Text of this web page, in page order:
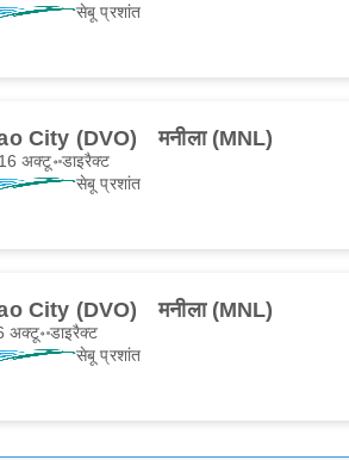
सेबू प्रशांत
City (DVO) मनीला (MNL)
अक्टू॰ डाइरैक्ट
सेबू प्रशांत
City (DVO) मनीला (MNL)
अक्टू॰ डाइरैक्ट
सेबू प्रशांत